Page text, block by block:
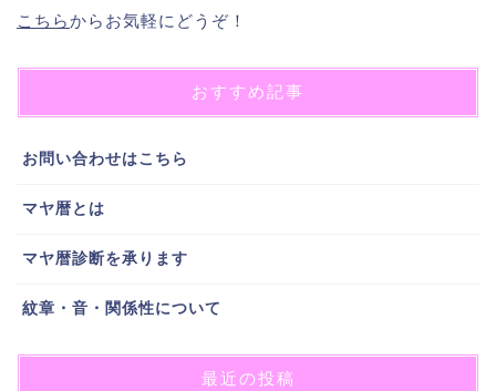
こちらからお気軽にどうぞ！
おすすめ記事
お問い合わせはこちら
マヤ暦とは
マヤ暦診断を承ります
紋章・音・関係性について
最近の投稿